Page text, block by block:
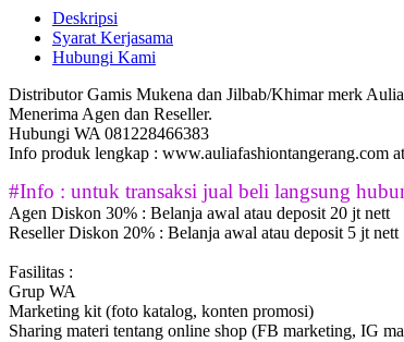
Deskripsi
Syarat Kerjasama
Hubungi Kami
Distributor Gamis Mukena dan Jilbab/Khimar merk
Menerima Agen dan Reseller.
Hubungi WA 081228466383
Info produk lengkap : www.auliafashiontangerang.com
#Info : untuk transaksi jual beli langsung
Agen Diskon 30% : Belanja awal atau deposit 20 jt nett
Reseller Diskon 20% : Belanja awal atau deposit 5 jt nett
Fasilitas :
Grup WA
Marketing kit (foto katalog, konten promosi)
Sharing materi tentang online shop (FB marketing, IG